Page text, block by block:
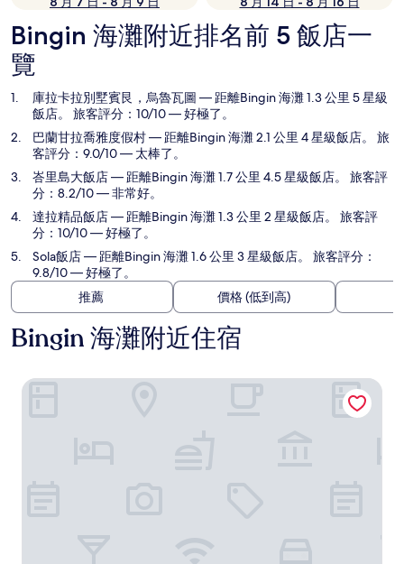
Bingin 海灘附近排名前 5 飯店一
覽
庫拉卡拉別墅賓艮，烏魯瓦圖 — 距離Bingin 海灘 1.3 公里 5 星級
飯店。 旅客評分：10/10 — 好極了。
巴蘭甘拉喬雅度假村— 距離Bingin 海灘 2.1 公里 4 星級飯店。 旅
客評分：9.0/10 — 太棒了。
峇里島大飯店— 距離Bingin 海灘 1.7 公里 4.5 星級飯店。 旅客評
分：8.2/10 — 非常好。
達拉精品飯店— 距離Bingin 海灘 1.3 公里 2 星級飯店。 旅客評
分：10/10 — 好極了。
Sola飯店— 距離Bingin 海灘 1.6 公里 3 星級飯店。 旅客評分：
9.8/10 — 好極了。
推薦
價格 (低到高)
Bingin 海灘附近住宿
庫拉卡拉別墅賓艮，烏魯瓦圖